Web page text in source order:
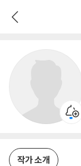
작가 소개